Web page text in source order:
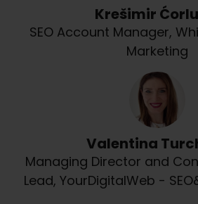
Krešimir
SEO Account Manager,
Marketing
Valentina
Managing Director and
Lead, YourDigitalWeb -